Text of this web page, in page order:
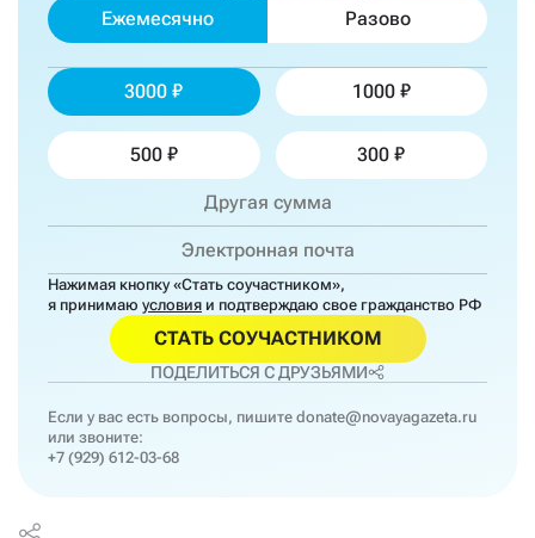
Ежемесячно Разово
3000 1000
500 300
Нажимая кнопку «Стать соучастником»,
я принимаю условия и подтверждаю свое гражданство РФ
СТАТЬ СОУЧАСТНИКОМ
ПОДЕЛИТЬСЯ С ДРУЗЬЯМИ
Если у вас есть вопросы, пишите donate@novayagazeta.ru
или звоните:
+7 (929) 612-03-68